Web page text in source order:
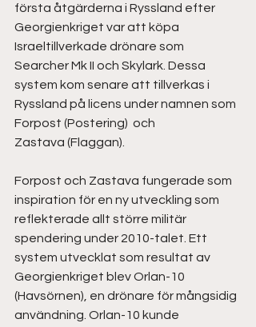
första åtgärderna i Ryssland efter
Georgienkriget var att köpa
Israeltillverkade drönare som
Searcher Mk II och Skylark. Dessa
system kom senare att tillverkas i
Ryssland på licens under namnen som
Forpost (Postering)  och
Zastava (Flaggan).
Forpost och Zastava fungerade som
inspiration för en ny utveckling som
reflekterade allt större militär
spendering under 2010-talet. Ett
system utvecklat som resultat av
Georgienkriget blev Orlan-10
(Havsörnen), en drönare för mångsidig
användning. Orlan-10 kunde